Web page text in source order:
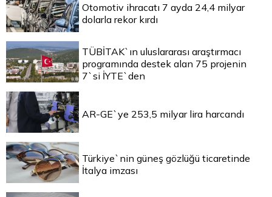
Otomotiv ihracatı 7 ayda 24,4 milyar
dolarla rekor kırdı
TÜBİTAK`ın uluslararası araştırmacı
programında destek alan 75 projenin
7`si İYTE`den
AR-GE`ye 253,5 milyar lira harcandı
Türkiye`nin güneş gözlüğü ticaretinde
İtalya imzası